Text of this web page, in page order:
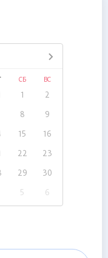
СБ ВС
1 2
8 9
15 16
22 23
29 30
5 6